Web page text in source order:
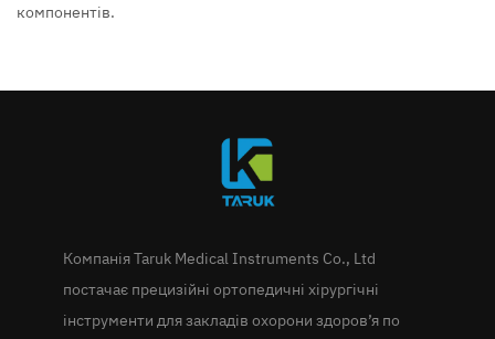
компонентів.
Компанія Taruk Medical Instruments Co., Ltd
постачає прецизійні ортопедичні хірургічні
інструменти для закладів охорони здоров’я по